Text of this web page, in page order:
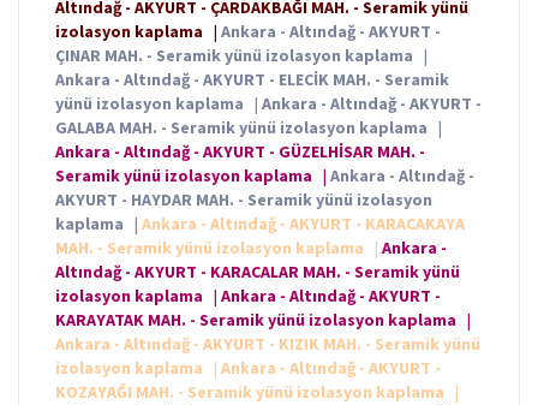
Altındağ - AKYURT - ÇARDAKBAĞI MAH. - Seramik yünü
izolasyon kaplama | Ankara - Altındağ - AKYURT -
ÇINAR MAH. - Seramik yünü izolasyon kaplama |
Ankara - Altındağ - AKYURT - ELECİK MAH. - Seramik
yünü izolasyon kaplama | Ankara - Altındağ - AKYURT -
GALABA MAH. - Seramik yünü izolasyon kaplama |
Ankara - Altındağ - AKYURT - GÜZELHİSAR MAH. -
Seramik yünü izolasyon kaplama | Ankara - Altındağ -
AKYURT - HAYDAR MAH. - Seramik yünü izolasyon
kaplama | Ankara - Altındağ - AKYURT - KARACAKAYA
MAH. - Seramik yünü izolasyon kaplama
| Ankara -
Altındağ - AKYURT - KARACALAR MAH. - Seramik yünü
izolasyon kaplama | Ankara - Altındağ - AKYURT -
KARAYATAK MAH. - Seramik yünü izolasyon kaplama |
Ankara - Altındağ - AKYURT - KIZIK MAH. - Seramik yünü
izolasyon kaplama
| Ankara - Altındağ - AKYURT -
KOZAYAĞI MAH. - Seramik yünü izolasyon kaplama
|